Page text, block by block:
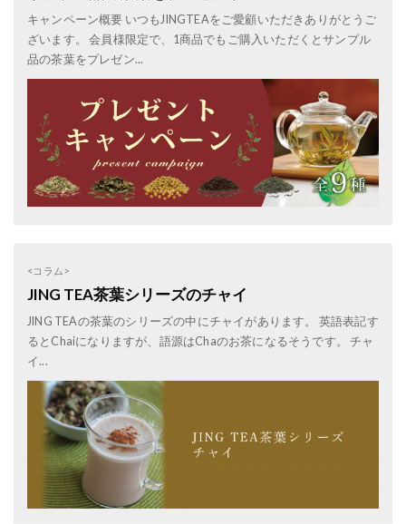
キャンペーン概要 いつもJINGTEAをご愛顧いただきありがとうご
ざいます。 会員様限定で、1商品でもご購入いただくとサンプル
品の茶葉をプレゼン...
<コラム>
JING TEA茶葉シリーズのチャイ
JING TEAの茶葉のシリーズの中にチャイがあります。 英語表記す
るとChaiになりますが、語源はChaのお茶になるそうです。 チャ
イ...